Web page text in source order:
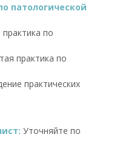
патологической
по
практика по
практических
Уточняйте по